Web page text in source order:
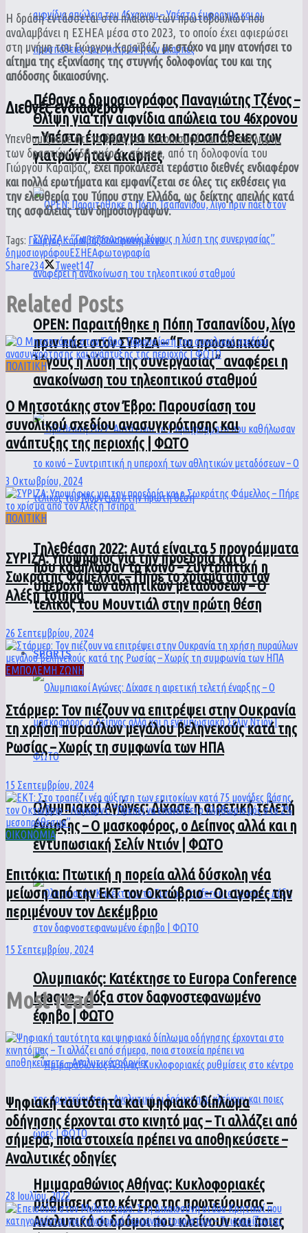
Πέθανε ο δημοσιογράφος Παναγιώτης Τζένος –
Θλίψη για την αιφνίδια απώλεια του 46χρονου
– Υπέστη έμφραγμα και οι προσπάθειες των
γιατρών ήταν άκαρπες
ΟPEN: Παραιτήθηκε η Πόπη Τσαπανίδου, λίγο
πριν πάει στον ΣΥΡΙΖΑ – “Για προσωπικούς
λόγους η λύση της συνεργασίας” αναφέρει η
ανακοίνωση του τηλεοπτικού σταθμού
Τηλεθέαση 2022: Αυτά είναι τα 5 προγράμματα
που καθήλωσαν το κοινό – Συντριπτική η
υπεροχή των αθλητικών μεταδόσεων – Ο
τελικός του Μουντιάλ στην πρώτη θέση
SPORTS
Ολυμπιακοί Αγώνες: Δίχασε η αιρετική τελετή
έναρξης – Ο μασκοφόρος, ο Δείπνος αλλά και η
εντυπωσιακή Σελίν Ντιόν | ΦΩΤΟ
Ολυμπιακός: Κατέκτησε το Europa Conference
League – Δόξα στον δαφνοστεφανωμένο
έφηβο | ΦΩΤΟ
Ημιμαραθώνιος Αθήνας: Κυκλοφοριακές
ρυθμίσεις στο κέντρο της πρωτεύουσας –
Αναλυτικά οι δρόμοι που κλείνουν και ποιες
Η δράση εντάσσεται στο πλαίσιο των πρωτοβουλιών που
αναλαμβάνει η ΕΣΗΕΑ μέσα στο 2023, το οποίο έχει αφιερώσει
στη μνήμη του Γιώργου Καραϊβάζ,με στόχο να μην ατονήσει το
αίτημα της εξιχνίασης της στυγνής δολοφονίας του και της
απόδοσης δικαιοσύνης.
Διεθνές ενδιαφέρον
Υπενθυμίζουμε ότι το θέμα του εντοπισμού και της σύλληψης
των δραστών, 650 ημέρες, σήμερα, από τη δολοφονία του
Γιώργου Καραϊβάζ,έχει προκαλέσει τεράστιο διεθνές ενδιαφέρον
και πολλά ερωτήματα και εμφανίζεται σε όλες τις εκθέσεις για
την ελευθερία του Τύπου στην Ελλάδα, ως δείκτης απειλής κατά
της ασφάλειας των δημοσιογράφων.
Tags: Γιώργος Καραϊβάζδολοφονημένου
δημοσιογράφουΕΣΗΕΑφωτογραφία
Share234 Tweet147
Related Posts
ΠΟΛΙΤΙΚΗ
Ο Μητσοτάκης στον Έβρο: Παρουσίαση του
συνολικού σχεδίου ανασυγκρότησης και
ανάπτυξης της περιοχής | ΦΩΤΟ
3 Οκτωβρίου, 2024
ΠΟΛΙΤΙΚΗ
ΣΥΡΙΖΑ: Υποψήφιος για την προεδρία και ο
Σωκράτης Φάμελλος – Πήρε το χρίσμα από τον
Αλέξη Τσίπρα
26 Σεπτεμβρίου, 2024
ΕΜΠΟΛΕΜΗ ΖΩΝΗ
Στάρμερ: Τον πιέζουν να επιτρέψει στην Ουκρανία
τη χρήση πυραύλων μεγάλου βεληνεκούς κατά της
Ρωσίας – Χωρίς τη συμφωνία των ΗΠΑ
15 Σεπτεμβρίου, 2024
ΟΙΚΟΝΟΜΙΑ
Επιτόκια: Πτωτική η πορεία αλλά δύσκολη νέα
μείωση από την ΕΚΤ τον Οκτώβριο – Οι αγορές την
περιμένουν τον Δεκέμβριο
15 Σεπτεμβρίου, 2024
Most read
Ψηφιακή ταυτότητα και ψηφιακό δίπλωμα
οδήγησης έρχονται στο κινητό μας – Τι αλλάζει από
σήμερα, ποια στοιχεία πρέπει να αποθηκεύσετε –
Αναλυτικές οδηγίες
28 Ιουλίου, 2022